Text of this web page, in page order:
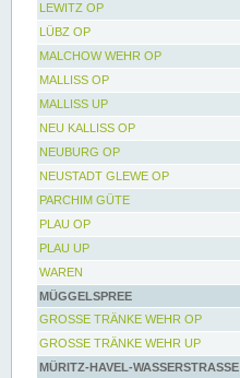
LEWITZ OP
LÜBZ OP
MALCHOW WEHR OP
MALLISS OP
MALLISS UP
NEU KALLISS OP
NEUBURG OP
NEUSTADT GLEWE OP
PARCHIM GÜTE
PLAU OP
PLAU UP
WAREN
MÜGGELSPREE
GROSSE TRÄNKE WEHR OP
GROSSE TRÄNKE WEHR UP
MÜRITZ-HAVEL-WASSERSTRASSE